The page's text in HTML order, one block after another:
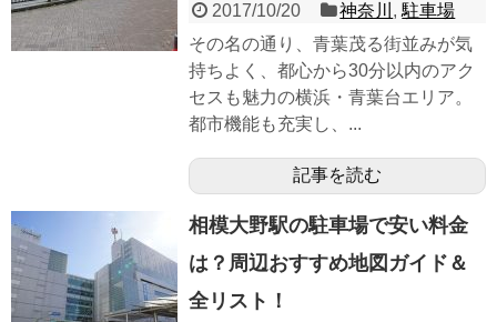
2017/10/20 神奈川 ,駐車場
その名の通り、青葉茂る街並みが気
持ちよく、都心から30分以内のアク
セスも魅力の横浜・青葉台エリア。
都市機能も充実し、...
記事を読む
相模大野駅の駐車場で安い料金
は？周辺おすすめ地図ガイド＆
全リスト！